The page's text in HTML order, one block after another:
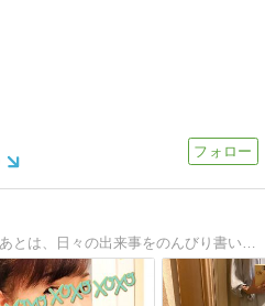
最近ゴルフを始めました。あとは、日々の出来事をのんびり書いてます。